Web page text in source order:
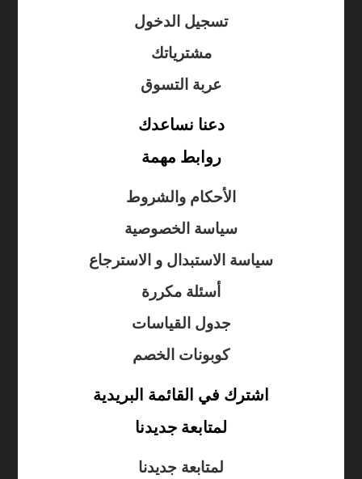
تسجيل الدخول
مشترياتك
عربة التسوق
دعنا نساعدك
روابط مهمة
الأحكام والشروط
سياسة الخصوصية
سياسة الاستبدال و الاسترجاع
أسئلة مكررة
جدول القياسات
كوبونات الخصم
اشترك في القائمة البريدية
لمتابعة جديدنا
لمتابعة جديدنا